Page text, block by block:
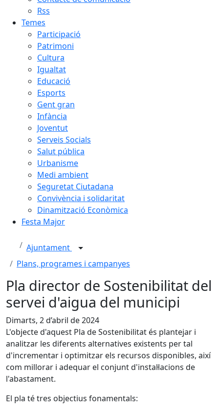
Rss
Temes
Participació
Patrimoni
Cultura
Igualtat
Educació
Esports
Gent gran
Infància
Joventut
Serveis Socials
Salut pública
Urbanisme
Medi ambient
Seguretat Ciutadana
Convivència i solidaritat
Dinamització Econòmica
Festa Major
Ajuntament
Plans, programes i campanyes
Pla director de Sostenibilitat del
servei d'aigua del municipi
Dimarts, 2 d’abril de 2024
L'objecte d'aquest Pla de Sostenibilitat és plantejar i
analitzar les diferents alternatives existents per tal
d'incrementar i optimitzar els recursos disponibles, així
com millorar i adequar el conjunt d'instal·lacions de
l'abastament.
El pla té tres objectius fonamentals: